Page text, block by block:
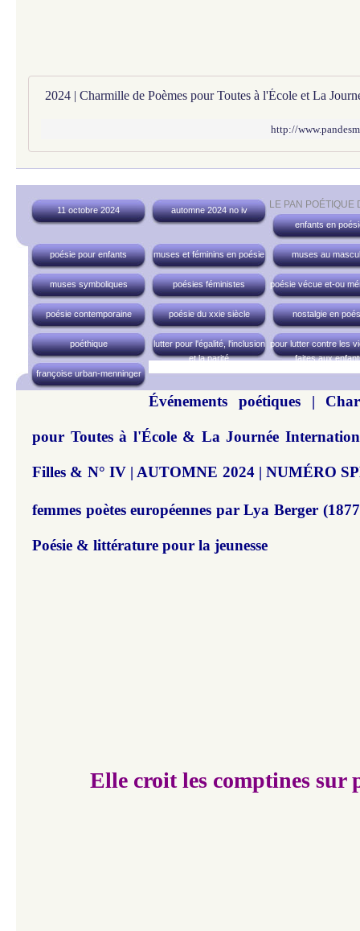
http://
LE PAN POÉTIQUE
11 octobre 2024
automne 2024 no iv
enfants en
poésie pour enfants muses et féminins en poésie muses au
muses symboliques poésies féministes poésie vécue et-ou
poésie contemporaine poésie du xxie siècle nostalgie en
poéthique
lutter pour l'égalité, l'inclusion
et la parité
pour lutter contre les
faites aux
françoise urban-menninger
Événements poétiques |
pour Toutes à l'École & La Journée
Filles & N° IV | AUTOMNE 2024 | NUMÉRO
femmes poètes européennes par Lya Berger
Poésie & littérature pour la jeunesse
Elle croit les comptines sur